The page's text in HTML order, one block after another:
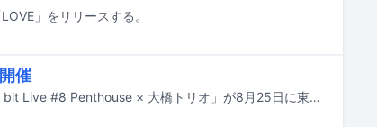
」をリリースする。
催
Penthouseと大橋トリオのツーマンライブ「M bit Live #8 Penthouse × 大橋トリオ」が8月25日に東京・Zepp Shinjuku（TOKYO）で開催される。